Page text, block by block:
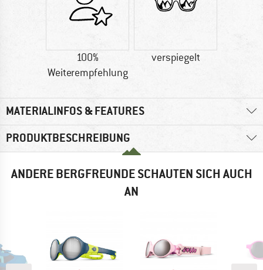
100%
Weiterempfehlung
verspiegelt
MATERIALINFOS & FEATURES
PRODUKTBESCHREIBUNG
ANDERE BERGFREUNDE SCHAUTEN SICH AUCH
AN